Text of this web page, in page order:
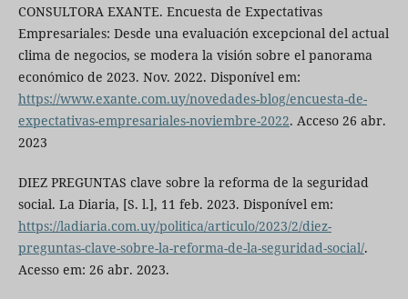
CONSULTORA EXANTE. Encuesta de Expectativas
Empresariales: Desde una evaluación excepcional del actual
clima de negocios, se modera la visión sobre el panorama
económico de 2023. Nov. 2022. Disponível em:
https://www.exante.com.uy/novedades-blog/encuesta-de-
expectativas-empresariales-noviembre-2022. Acceso 26 abr.
2023
DIEZ PREGUNTAS clave sobre la reforma de la seguridad
social. La Diaria, [S. l.], 11 feb. 2023. Disponível em:
https://ladiaria.com.uy/politica/articulo/2023/2/diez-
preguntas-clave-sobre-la-reforma-de-la-seguridad-social/.
Acesso em: 26 abr. 2023.